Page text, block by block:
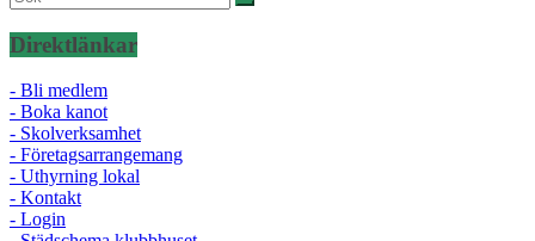
Direktlänkar
- Bli medlem
- Boka kanot
- Skolverksamhet
- Företagsarrangemang
- Uthyrning lokal
- Kontakt
- Login